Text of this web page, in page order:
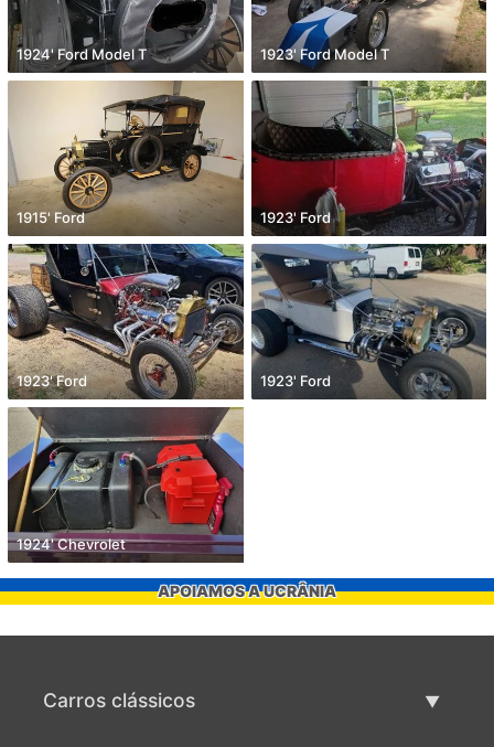
1924' Ford Model T 1923' Ford Model T
1915' Ford 1923' Ford
1923' Ford 1923' Ford
1924' Chevrolet
APOIAMOS A UCRÂNIA
Carros clássicos